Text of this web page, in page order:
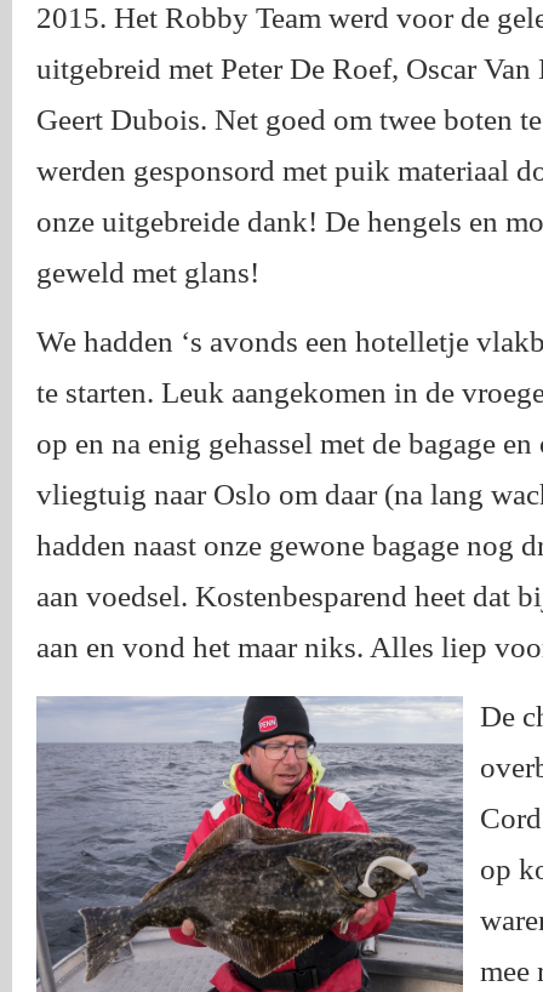
2015. Het Robby Team werd voor de
uitgebreid met Peter De Roef, Oscar Van
Geert Dubois. Net goed om twee boten
werden gesponsord met puik materiaal
onze uitgebreide dank! De hengels en
geweld met glans!
We hadden ‘s avonds een hotelletje
te starten. Leuk aangekomen in de
op en na enig gehassel met de bagage
vliegtuig naar Oslo om daar (na lang
hadden naast onze gewone bagage nog
aan voedsel. Kostenbesparend heet dat
aan en vond het maar niks. Alles liep
De
op
mee